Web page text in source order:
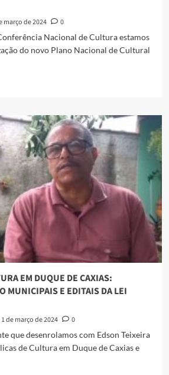
março de 2024
0
Nacional de Cultura estamos
do novo Plano Nacional de Cultural
EM DUQUE DE CAXIAS:
MUNICIPAIS E EDITAIS DA LEI
1 de março de 2024
0
que desenrolamos com Edson Teixeira
de Cultura em Duque de Caxias e